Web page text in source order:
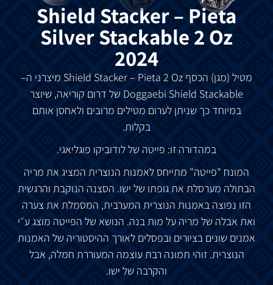
Shield Stacker – Pieta
Silver Stackable 2 Oz
2024
מטיל (מגן) הכסף מיצרני ה–
Doggaebi Shield Stackable של דרום קוריאה, שיוצר
במיוחד כך שניתןלערום מטילים מרובים ולאחסן אותם
בקלות.
במהדורה זו: פייטה שללודוביקו פוגליאגי.
המונח "פייטה" מתייחס לאמנות הנוצרית המציג את מריה
הבתולה מערסלת אתגופתו של ישו. הסצנה הנוקבת והרגשית
הזו נפוצה באמנות הנוצרית המערבית, המסמלת אתצערה
ואת אבלה של מריה על מותבנה. הנושא של הפייטה מוצגע״י
אמנים שונים בציורים ובפסלים לאורך ההיסטוריה של האמנות
הנוצרית.זוהי תמונה רבתעוצמה המעוררת חמלה, אבל
והקרבה של ישו.